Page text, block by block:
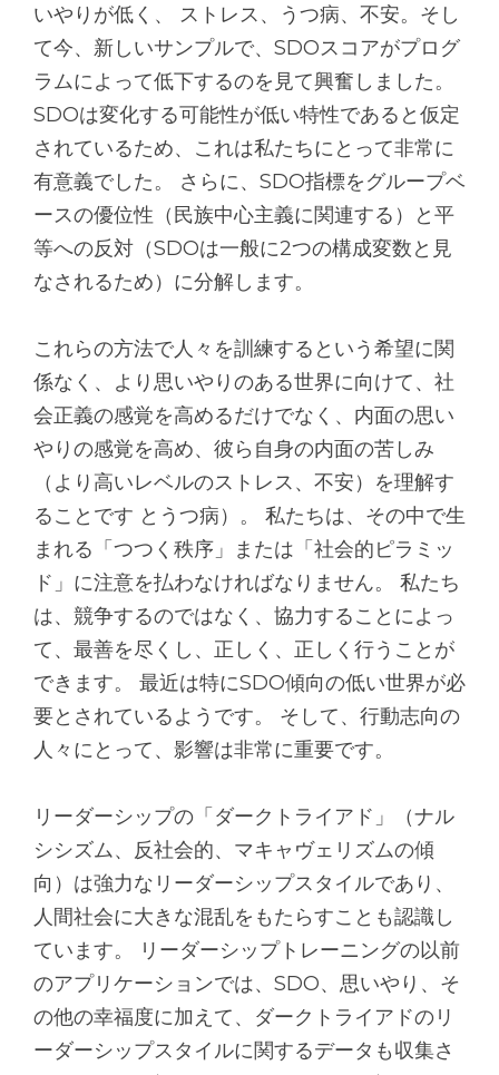
いやりが低く、 ストレス、うつ病、不安。そし
て今、新しいサンプルで、SDOスコアがプログ
ラムによって低下するのを見て興奮しました。
SDOは変化する可能性が低い特性であると仮定
されているため、これは私たちにとって非常に
有意義でした。 さらに、SDO指標をグループベ
ースの優位性（民族中心主義に関連する）と平
等への反対（SDOは一般に2つの構成変数と見
なされるため）に分解します。
これらの方法で人々を訓練するという希望に関
係なく、より思いやりのある世界に向けて、社
会正義の感覚を高めるだけでなく、内面の思い
やりの感覚を高め、彼ら自身の内面の苦しみ
（より高いレベルのストレス、不安）を理解す
ることです とうつ病）。 私たちは、その中で生
まれる「つつく秩序」または「社会的ピラミッ
ド」に注意を払わなければなりません。 私たち
は、競争するのではなく、協力することによっ
て、最善を尽くし、正しく、正しく行うことが
できます。 最近は特にSDO傾向の低い世界が必
要とされているようです。 そして、行動志向の
人々にとって、影響は非常に重要です。
リーダーシップの「ダークトライアド」（ナル
シシズム、反社会的、マキャヴェリズムの傾
向）は強力なリーダーシップスタイルであり、
人間社会に大きな混乱をもたらすことも認識し
ています。 リーダーシップトレーニングの以前
のアプリケーションでは、SDO、思いやり、そ
の他の幸福度に加えて、ダークトライアドのリ
ーダーシップスタイルに関するデータも収集さ